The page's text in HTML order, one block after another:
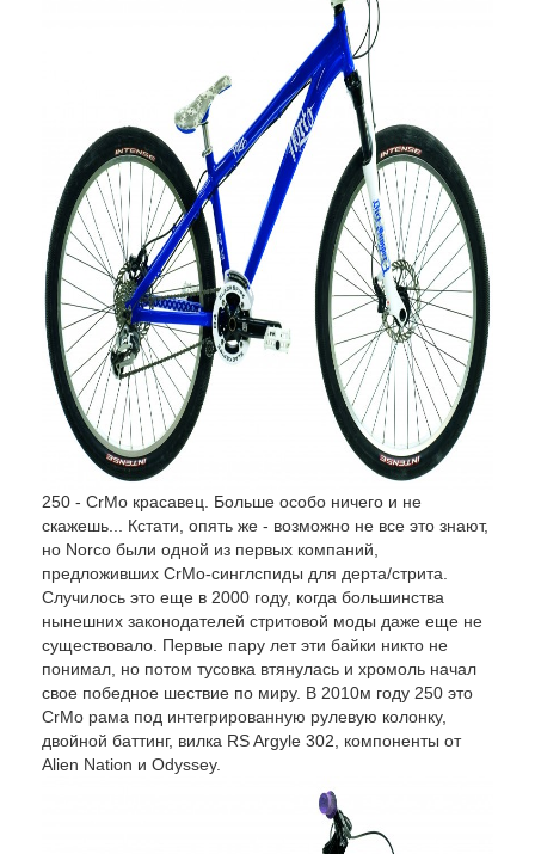
250 - CrMo красавец. Больше особо ничего и не
скажешь... Кстати, опять же - возможно не все это знают,
но Norco были одной из первых компаний,
предложивших CrMo-синглспиды для дерта/стрита.
Случилось это еще в 2000 году, когда большинства
нынешних законодателей стритовой моды даже еще не
существовало. Первые пару лет эти байки никто не
понимал, но потом тусовка втянулась и хромоль начал
свое победное шествие по миру. В 2010м году 250 это
CrMo рама под интегрированную рулевую колонку,
двойной баттинг, вилка RS Argyle 302, компоненты от
Alien Nation и Odyssey.